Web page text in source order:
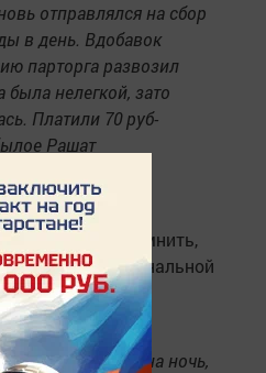
отправлялся на сбор
в день. Вдобавок
парторга развозил
нелегкой, зато
Платили 70 руб-
Рашат
и не смог вспомнить,
профессиональной
невзирая на ночь,